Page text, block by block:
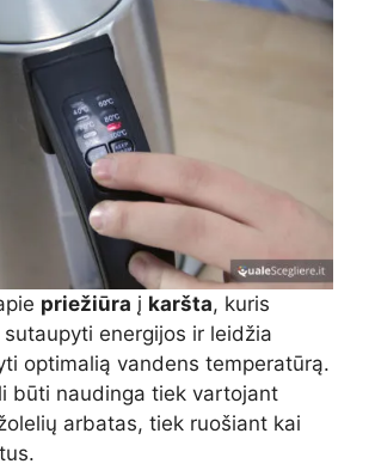
priežiūra į karšta, kuris
energijos ir leidžia
optimalią vandens temperatūrą.
būti naudinga tiek vartojant
arbatas, tiek ruošiant kai